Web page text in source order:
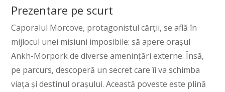
Prezentare pe scurt
Caporalul Morcove, protagonistul cărții, se află în
mijlocul unei misiuni imposibile: să apere orașul
Ankh-Morpork de diverse amenințări externe. Însă,
pe parcurs, descoperă un secret care îi va schimba
viața și destinul orașului. Această poveste este plină